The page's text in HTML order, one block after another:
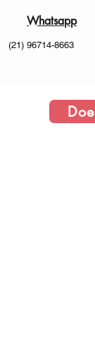
Whatsapp
(21) 96714-8663
Doe